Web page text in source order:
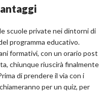
scuole private nei dintorni di
programma educativo.
formativi, con un orario post
chiunque riuscirà finalmente
di prendere il via con i
per un quiz, per